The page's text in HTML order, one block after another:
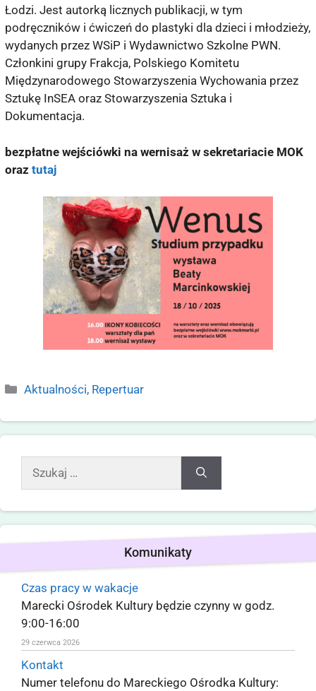
Łodzi. Jest autorką licznych publikacji, w tym
podręczników i ćwiczeń do plastyki dla dzieci i młodzieży,
wydanych przez WSiP i Wydawnictwo Szkolne PWN.
Członkini grupy Frakcja, Polskiego Komitetu
Międzynarodowego Stowarzyszenia Wychowania przez
Sztukę InSEA oraz Stowarzyszenia Sztuka i
Dokumentacja.
bezpłatne wejściówki na wernisaż w sekretariacie MOK
oraz tutaj
Aktualności, Repertuar
Komunikaty
Czas pracy w wakacje
Marecki Ośrodek Kultury będzie czynny w godz.
9:00-16:00
29 czerwca 2026
Kontakt
Numer telefonu do Mareckiego Ośrodka Kultury: